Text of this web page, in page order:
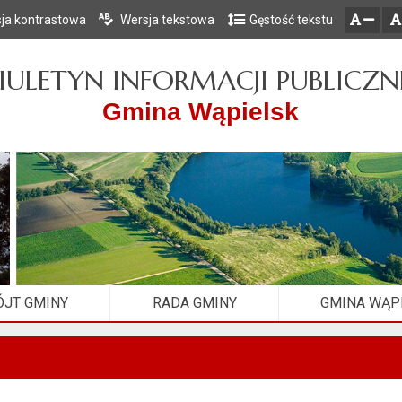
Przejdź do głównego menu
Przejdź do treści
Przejdź do mapy serwisu
kontrastowa Wersja tekstowa Gęstość tekstu
INFORMACJI
Gmina Wąpielsk
GMINY RADA GMINY GMINA